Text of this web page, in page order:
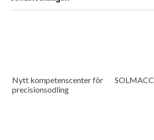
Nytt kompetenscenter för
precisionsodling
SOLMACC